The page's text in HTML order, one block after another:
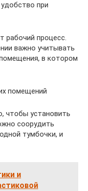
при
рабочий процесс.
важно учитывать
в котором
помещений
чтобы установить
соорудить
тумбочки, и
и